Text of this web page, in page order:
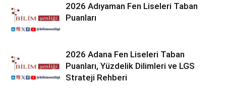
2026 Adıyaman Fen Liseleri Taban
Puanları
2026 Adana Fen Liseleri Taban
Puanları, Yüzdelik Dilimleri ve LGS
Strateji Rehberi